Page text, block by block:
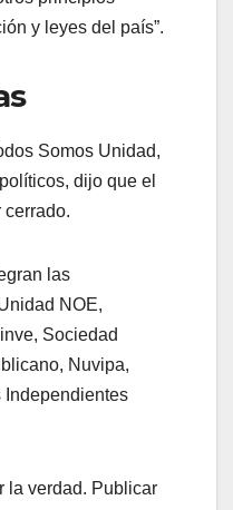
y leyes del país”.
Somos Unidad,
dijo que el
las
NOE,
Sociedad
Nuvipa,
Independientes
la verdad. Publicar